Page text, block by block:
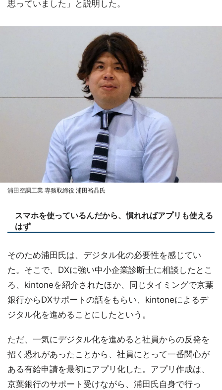
思っていました」と説明した。
浦田空調工業 専務取締役 浦田裕晶氏
スマホを使っているんだから、慣れればアプリも使える
はず
そのため浦田氏は、デジタル化の必要性を感じてい
た。そこで、DXに強い中小企業診断士に相談したとこ
ろ、kintoneを紹介されたほか、同じタイミングで京葉
銀行からDXサポートの話をもらい、kintoneによるデ
ジタル化を進めることにしたという。
ただ、一気にデジタル化を進めると社員からの反発を
招く恐れがあったことから、社員にとって一番関心が
ある有給申請を最初にアプリ化した。アプリ作成は、
京葉銀行のサポート受けながら、浦田氏自身で行っ